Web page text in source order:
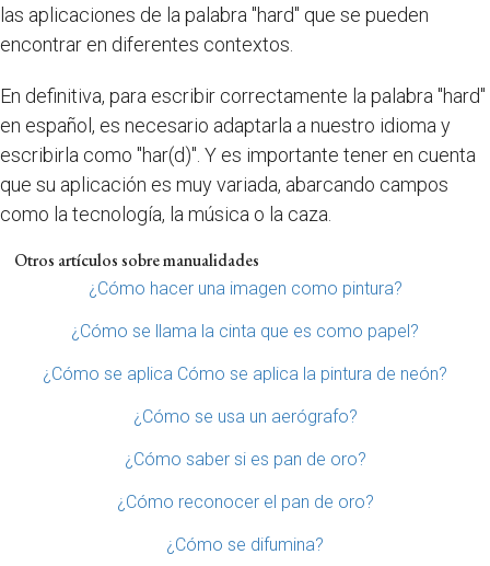
las aplicaciones de la palabra "hard" que se pueden
encontrar en diferentes contextos.
En definitiva, para escribir correctamente la palabra "hard"
en español, es necesario adaptarla a nuestro idioma y
escribirla como "har(d)". Y es importante tener en cuenta
que su aplicación es muy variada, abarcando campos
como la tecnología, la música o la caza.
Otros artículos sobre manualidades
¿Cómo hacer una imagen como pintura?
¿Cómo se llama la cinta que es como papel?
¿Cómo se aplica Cómo se aplica la pintura de neón?
¿Cómo se usa un aerógrafo?
¿Cómo saber si es pan de oro?
¿Cómo reconocer el pan de oro?
¿Cómo se difumina?